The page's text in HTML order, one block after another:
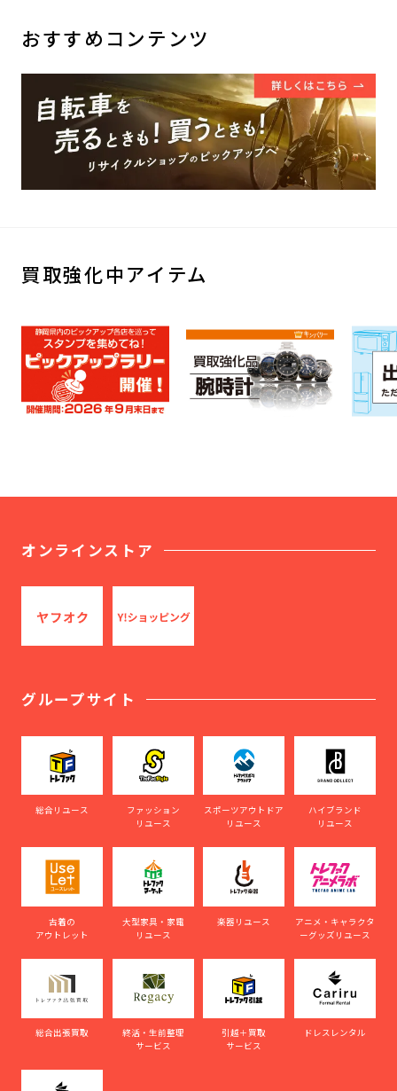
おすすめコンテンツ
買取強化中アイテム
オンラインストア
グループサイト
総合リユース
ファッション
リユース
スポーツアウトドア
リユース
ハイブランド
リユース
古着の
アウトレット
大型家具・家電
リユース
楽器リユース
アニメ・キャラクタ
ーグッズリユース
総合出張買取
終活・生前整理
サービス
引越＋買取
サービス
ドレスレンタル